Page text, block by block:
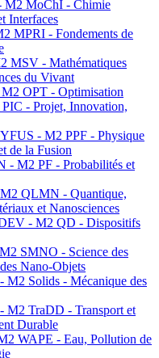
MoChI - Chimie
Interfaces
MPRI - Fondements de
MSV - Mathématiques
du Vivant
OPT - Optimisation
- Projet, Innovation,
- M2 PPF - Physique
de la Fusion
- M2 PF - Probabilités et
QLMN - Quantique,
et Nanosciences
- M2 QD - Dispositifs
SMNO - Science des
Nano-Objets
Solids - Mécanique des
TraDD - Transport et
Durable
WAPE - Eau, Pollution de